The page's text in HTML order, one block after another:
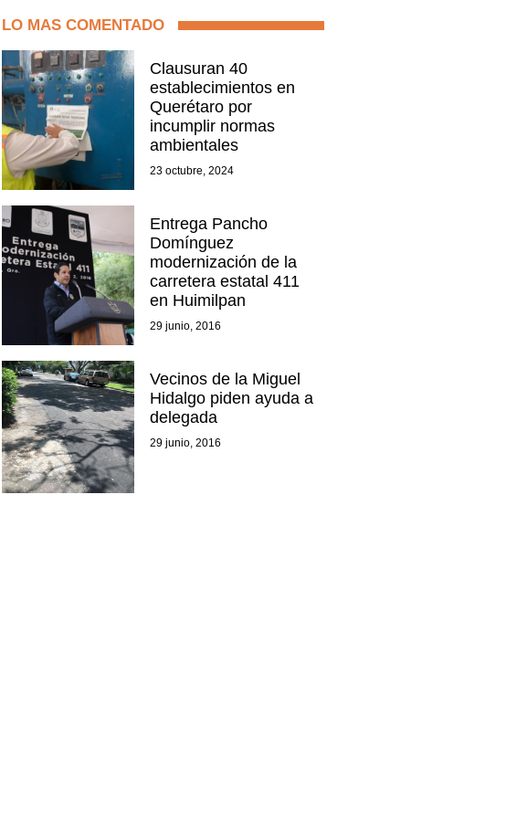
LO MAS COMENTADO
Clausuran 40
establecimientos en
Querétaro por
incumplir normas
ambientales
23 octubre, 2024
Entrega Pancho
Domínguez
modernización de la
carretera estatal 411
en Huimilpan
29 junio, 2016
Vecinos de la Miguel
Hidalgo piden ayuda a
delegada
29 junio, 2016